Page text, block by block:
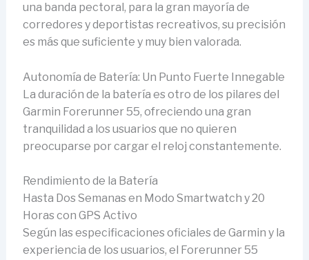
una banda pectoral, para la gran mayoría de
corredores y deportistas recreativos, su precisión
es más que suficiente y muy bien valorada.
Autonomía de Batería: Un Punto Fuerte Innegable
La duración de la batería es otro de los pilares del
Garmin Forerunner 55, ofreciendo una gran
tranquilidad a los usuarios que no quieren
preocuparse por cargar el reloj constantemente.
Rendimiento de la Batería
Hasta Dos Semanas en Modo Smartwatch y 20
Horas con GPS Activo
Según las especificaciones oficiales de Garmin y la
experiencia de los usuarios, el Forerunner 55